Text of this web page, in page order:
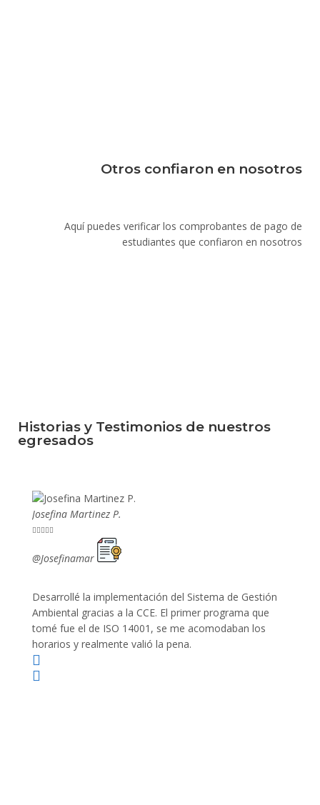
Otros confiaron en nosotros
Aquí puedes verificar los comprobantes de pago de
estudiantes que confiaron en nosotros
Historias y Testimonios de nuestros
egresados
Josefina Martinez P.

@Josefinamar
Desarrollé la implementación del Sistema de Gestión
Ambiental gracias a la CCE. El primer programa que
tomé fue el de ISO 14001, se me acomodaban los
horarios y realmente valió la pena.